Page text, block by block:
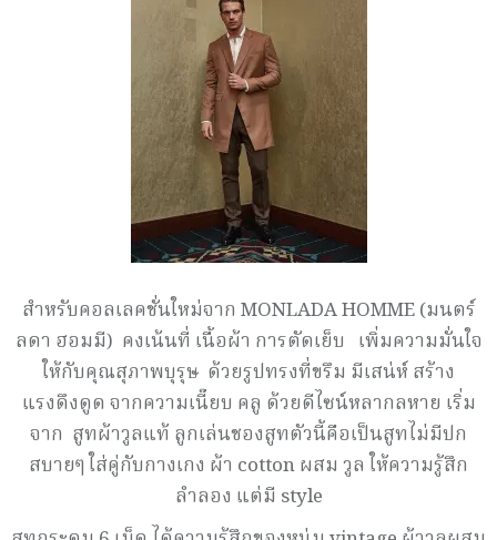
สำหรับคอลเลคชั่นใหม่จาก MONLADA HOMME (มนตร์
ลดา ฮอมมี) คงเน้นที่ เนื้อผ้า การตัดเย็บ เพิ่มความมั่นใจ
ให้กับคุณสุภาพบุรุษ ด้วยรูปทรงที่ขรึม มีเสน่ห์ สร้าง
แรงดึงดูด จากความเนี๊ยบ คลู ด้วยดีไซน์หลากลหาย เริ่ม
จาก สูทผ้าวูลแท้ ลูกเล่นชองสูทตัวนี้คือเป็นสูทไม่มีปก
สบายๆ ใส่คู่กับกางเกง ผ้า cotton ผสม วูล ให้ความรู้สึก
ลำลอง แต่มี style